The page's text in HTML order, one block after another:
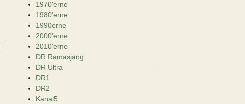
1970'erne
1980'erne
1990erne
2000'erne
2010'erne
DR Ramasjang
DR Ultra
DR1
DR2
Kanal5